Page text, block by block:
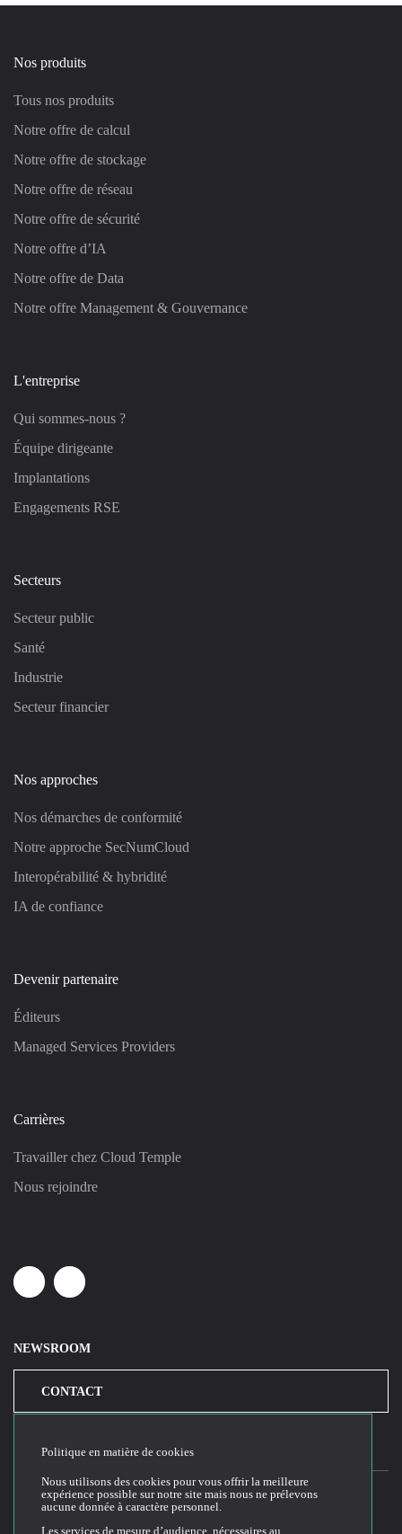
Nos produits
Tous nos produits
Notre offre de calcul
Notre offre de stockage
Notre offre de réseau
Notre offre de sécurité
Notre offre d’IA
Notre offre de Data
Notre offre Management & Gouvernance
L'entreprise
Qui sommes-nous ?
Équipe dirigeante
Implantations
Engagements RSE
Secteurs
Secteur public
Santé
Industrie
Secteur financier
Nos approches
Nos démarches de conformité
Notre approche SecNumCloud
Interopérabilité & hybridité
IA de confiance
Devenir partenaire
Éditeurs
Managed Services Providers
Carrières
Travailler chez Cloud Temple
Nous rejoindre
LinkedinYoutube
NEWSROOM
CONTACT
Politique en matière de cookies
Nous utilisons des cookies pour vous offrir la meilleure
expérience possible sur notre site mais nous ne prélevons
aucune donnée à caractère personnel.